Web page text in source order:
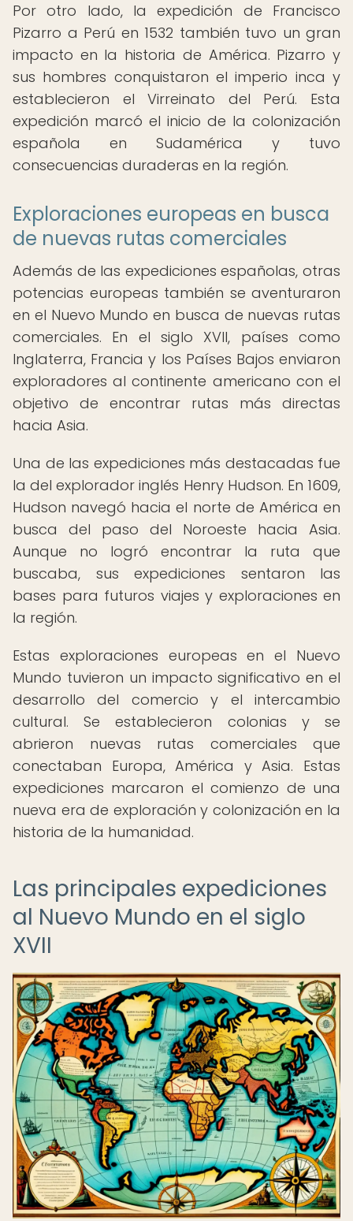
Por otro lado, la expedición de Francisco
Pizarro a Perú en 1532 también tuvo un gran
impacto en la historia de América. Pizarro y
sus hombres conquistaron el imperio inca y
establecieron el Virreinato del Perú. Esta
expedición marcó el inicio de la colonización
española en Sudamérica y tuvo
consecuencias duraderas en la región.
Exploraciones europeas en busca
de nuevas rutas comerciales
Además de las expediciones españolas, otras
potencias europeas también se aventuraron
en el Nuevo Mundo en busca de nuevas rutas
comerciales. En el siglo XVII, países como
Inglaterra, Francia y los Países Bajos enviaron
exploradores al continente americano con el
objetivo de encontrar rutas más directas
hacia Asia.
Una de las expediciones más destacadas fue
la del explorador inglés Henry Hudson. En 1609,
Hudson navegó hacia el norte de América en
busca del paso del Noroeste hacia Asia.
Aunque no logró encontrar la ruta que
buscaba, sus expediciones sentaron las
bases para futuros viajes y exploraciones en
la región.
Estas exploraciones europeas en el Nuevo
Mundo tuvieron un impacto significativo en el
desarrollo del comercio y el intercambio
cultural. Se establecieron colonias y se
abrieron nuevas rutas comerciales que
conectaban Europa, América y Asia. Estas
expediciones marcaron el comienzo de una
nueva era de exploración y colonización en la
historia de la humanidad.
Las principales expediciones
al Nuevo Mundo en el siglo
XVII